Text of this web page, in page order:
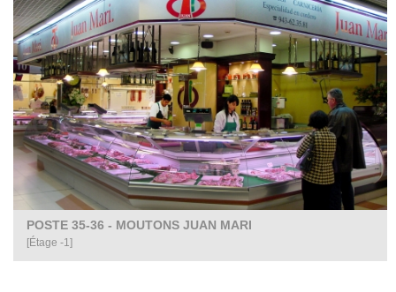
POSTE 35-36 - MOUTONS JUAN MARI
[Étage -1]